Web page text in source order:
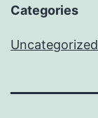
Categories
Uncategorized